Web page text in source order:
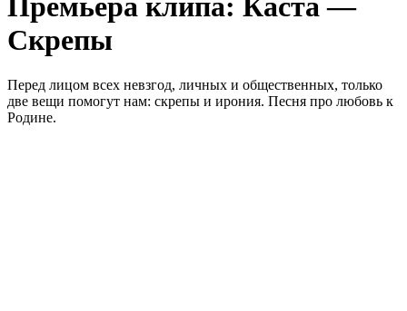
Премьера клипа: Каста —
Скрепы
Перед лицом всех невзгод, личных и общественных, только
две вещи помогут нам: скрепы и ирония. Песня про любовь к
Родине.